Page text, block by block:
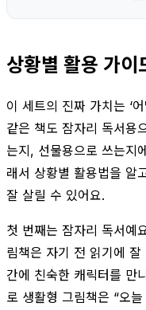
상황별 활용 가이
이 세트의 진짜 가치는 ‘
같은 책도 잠자리 독서용
는지, 선물용으로 쓰는지
래서 상황별 활용법을 알
잘 살릴 수 있어요.
첫 번째는 잠자리 독서예
림책은 자기 전 읽기에
간에 친숙한 캐릭터를 만
로 생활형 그림책은 “오